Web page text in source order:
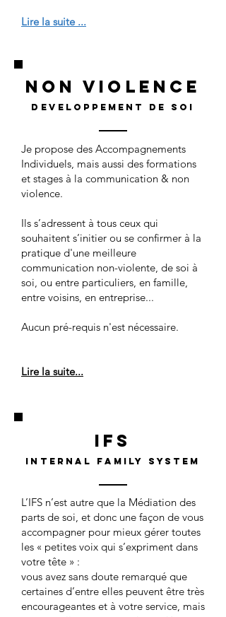
Lire la suite ...
NON VIOLENCE
DEVELOPPEMENT DE SOI
Je propose des Accompagnements
Individuels, mais aussi des formations
et stages à la communication & non
violence.
Ils s’adressent à tous ceux qui
souhaitent s’initier ou se confirmer à la
pratique d'une meilleure
communication non-violente, de soi à
soi, ou entre particuliers, en famille,
entre voisins, en entreprise...
Aucun pré-requis n'est nécessaire.
Lire la suite...
IFS
INTERNAL FAMILY SYSTEM
L’IFS n’est autre que la Médiation des
parts de soi, et donc une façon de vous
accompagner pour mieux gérer toutes
les « petites voix qui s’expriment dans
votre tête » :
vous avez sans doute remarqué que
certaines d’entre elles peuvent être très
encourageantes et à votre service, mais